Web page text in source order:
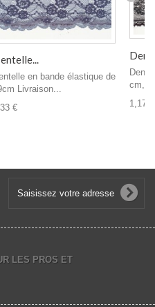
en bande élastique de
Livraison...
€
cm,
1,17 €
LES PROS ET